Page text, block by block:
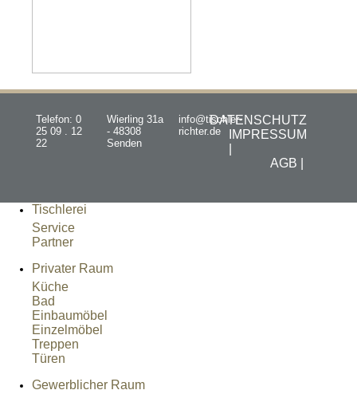
Telefon: 0
25 09 . 12
22
Wierling 31a
- 48308
Senden
info@tischler-
richter.de
DATENSCHUTZ
IMPRESSUM
AGB |
Tischlerei
Service
Partner
Privater Raum
Küche
Bad
Einbaumöbel
Einzelmöbel
Treppen
Türen
Gewerblicher Raum